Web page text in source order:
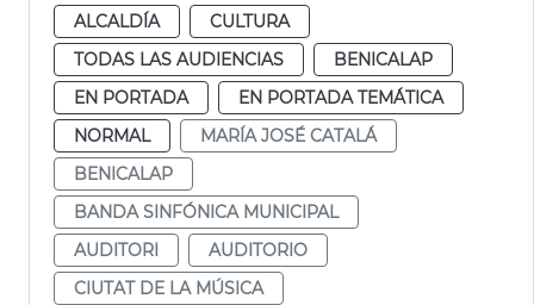
ALCALDÍA
CULTURA
TODAS LAS AUDIENCIAS
BENICALAP
EN PORTADA
EN PORTADA TEMÁTICA
NORMAL
MARÍA JOSÉ CATALÁ
BENICALAP
BANDA SINFÓNICA MUNICIPAL
AUDITORI
AUDITORIO
CIUTAT DE LA MÚSICA